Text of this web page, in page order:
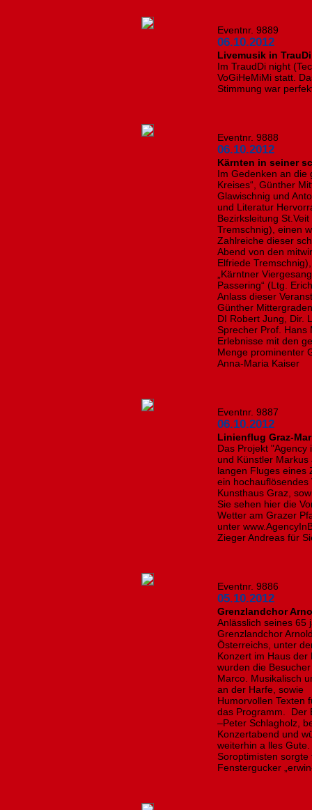
Eventnr. 9889
06.10.2012
Livemusik in
Im TraudDi night
VoGiHeMiMi statt.
Stimmung war
Eventnr. 9888
06.10.2012
Kärnten in seiner
Im Gedenken an die
Kreises“, Günther
Glawischnig und
und Literatur
Bezirksleitung
Tremschnig), einen
Zahlreiche dieser
Abend von den
Elfriede
„Kärntner
Passering“ (Ltg.
Anlass dieser
Günther
DI Robert Jung, Dir.
Sprecher Prof. Hans
Erlebnisse mit den
Menge prominenter
Anna-Maria Kaiser
Eventnr. 9887
06.10.2012
Linienflug Graz-
Das Projekt "Agency
und Künstler
langen Fluges eines
ein
Kunsthaus Graz,
Sie sehen hier die
Wetter am Grazer
unter
Zieger Andreas für
Eventnr. 9886
05.10.2012
Grenzlandchor
Anlässlich seines 65
Grenzlandchor
Österreichs, unter
Konzert im Haus
wurden die
Marco. Musikalisch
an der Harfe, sowie
Humorvollen Texten
das Programm. Der
–Peter Schlagholz,
Konzertabend und
weiterhin a lles
Soroptimisten
Fenstergucker